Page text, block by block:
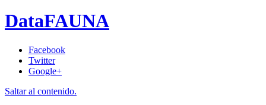
DataFAUNA
Facebook
Twitter
Google+
Saltar al contenido.